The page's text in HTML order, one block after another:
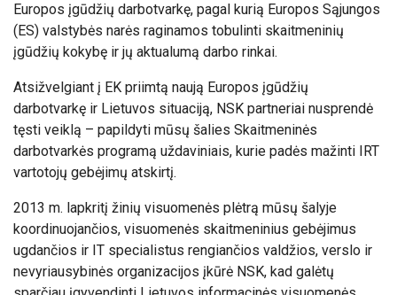
Europos įgūdžių darbotvarkę, pagal kurią Europos Sąjungos
(ES) valstybės narės raginamos tobulinti skaitmeninių
įgūdžių kokybę ir jų aktualumą darbo rinkai.
Atsižvelgiant į EK priimtą naują Europos įgūdžių
darbotvarkę ir Lietuvos situaciją, NSK partneriai nusprendė
tęsti veiklą – papildyti mūsų šalies Skaitmeninės
darbotvarkės programą uždaviniais, kurie padės mažinti IRT
vartotojų gebėjimų atskirtį.
2013 m. lapkritį žinių visuomenės plėtrą mūsų šalyje
koordinuojančios, visuomenės skaitmeninius gebėjimus
ugdančios ir IT specialistus rengiančios valdžios, verslo ir
nevyriausybinės organizacijos įkūrė NSK, kad galėtų